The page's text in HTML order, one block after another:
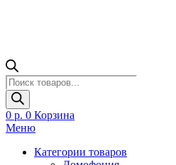
Поиск
товаров
0 р. 0 Корзина
Меню
Категории товаров